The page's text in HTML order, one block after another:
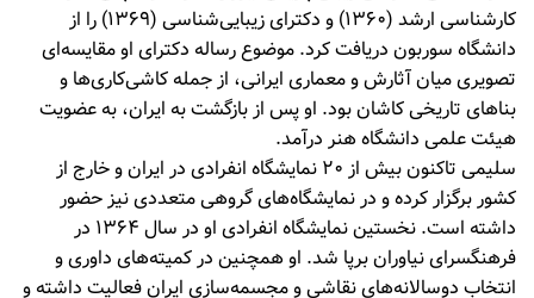
کارشناسی ارشد (۱۳۶۰) و دکترای زیبایی‌شناسی (۱۳۶۹) را از
دانشگاه سوربون دریافت کرد. موضوع رساله دکترای او مقایسه‌ای
تصویری میان آثارش و معماری ایرانی، از جمله کاشی‌کاری‌ها و
بناهای تاریخی کاشان بود. او پس از بازگشت به ایران، به عضویت
هیئت علمی دانشگاه هنر درآمد.
سلیمی تاکنون بیش از ۲۰ نمایشگاه انفرادی در ایران و خارج از
کشور برگزار کرده و در نمایشگاه‌های گروهی متعددی نیز حضور
داشته است. نخستین نمایشگاه انفرادی او در سال ۱۳۶۴ در
فرهنگسرای نیاوران برپا شد. او همچنین در کمیته‌های داوری و
انتخاب دوسالانه‌های نقاشی و مجسمه‌سازی ایران فعالیت داشته و